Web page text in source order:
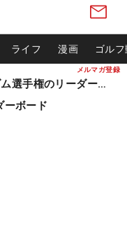
メルマガ登録
ライフ 漫画 ゴル
松山英樹ら出場 ウィンダム選手権のリーダーボード
ボード